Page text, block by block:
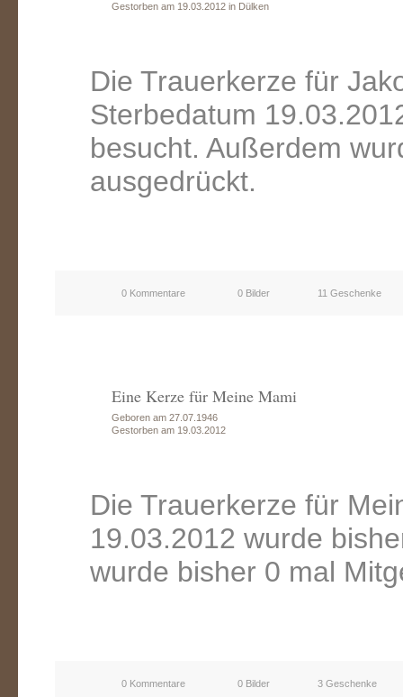
Gestorben am 19.03.2012 in Dülken
Die Trauerkerze für
Sterbedatum
besucht. Außerdem
ausgedrückt.
0 Kommentare 0 Bilder 11 Geschenke
Eine Kerze für Meine Mami
Geboren am 27.07.1946
Gestorben am 19.03.2012
Die Trauerkerze für
19.03.2012 wurde
wurde bisher 0 mal
0 Kommentare 0 Bilder 3 Geschenke